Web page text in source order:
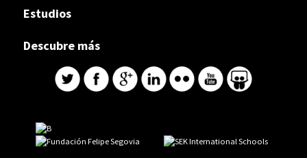
Estudios
Descubre más